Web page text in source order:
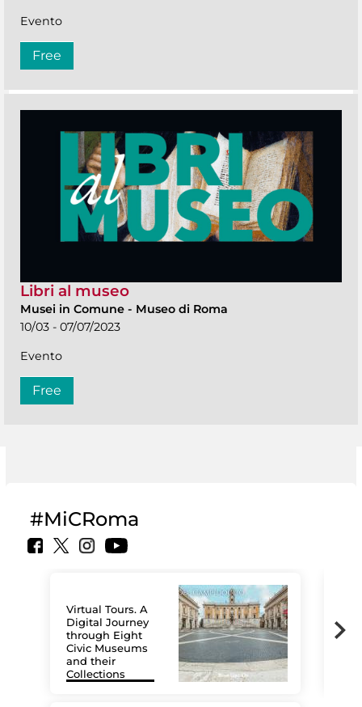
Evento
Free
Libri al museo
Musei in Comune - Museo di Roma
10/03 - 07/07/2023
Evento
Free
#MiCRoma
Virtual Tours. A
Digital Journey
through Eight
Civic Museums
and their
Collections